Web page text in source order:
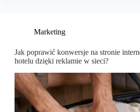
Marketing
Jak poprawić konwersje na stronie
hotelu dzięki reklamie w sieci?